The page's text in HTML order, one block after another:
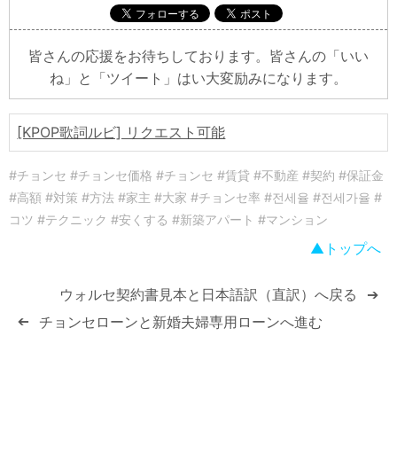
皆さんの応援をお待ちしております。皆さんの「いい
ね」と「ツイート」はい大変励みになります。
[KPOP歌詞ルビ] リクエスト可能
#チョンセ #チョンセ価格 #チョンセ #賃貸 #不動産 #契約 #保証金
#高額 #対策 #方法 #家主 #大家 #チョンセ率 #전세율 #전세가율 #
コツ #テクニック #安くする #新築アパート #マンション
トップへ
➔ チョンセローンと新婚夫婦専用ローンへ進む
ウォルセ契約書見本と日本語訳（直訳）へ戻る ➔